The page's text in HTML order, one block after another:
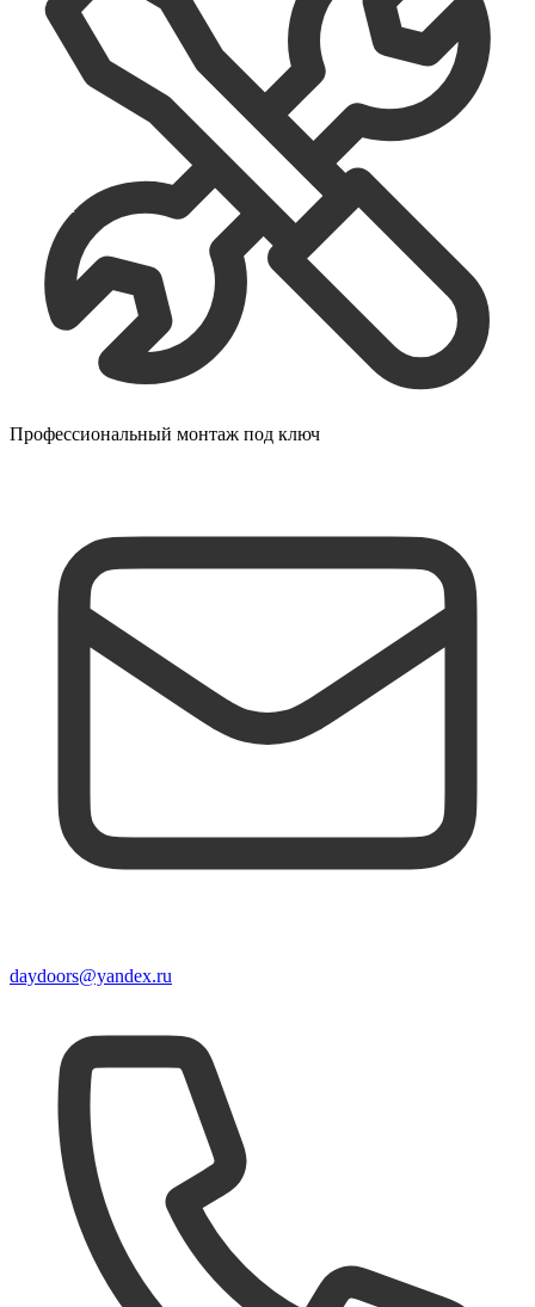
Профессиональный монтаж под ключ
daydoors@yandex.ru